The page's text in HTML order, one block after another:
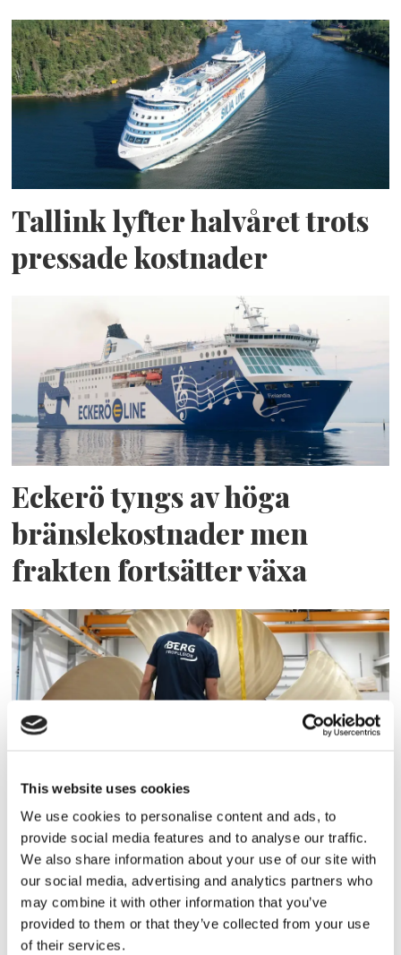
This website uses cookies
We use cookies to personalise content and ads, to
provide social media features and to analyse our traffic.
We also share information about your use of our site with
our social media, advertising and analytics partners who
may combine it with other information that you’ve
provided to them or that they’ve collected from your use
of their services.
Tallink lyfter halvåret trots
pressade kostnader
Eckerö tyngs av höga
bränslekostnader men
frakten fortsätter växa
Storaffären: Kongsberg
Maritime köper Berg
Propulsion